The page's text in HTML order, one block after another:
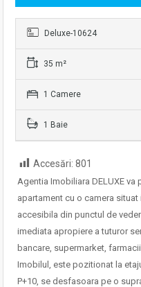
Deluxe-10624
35 m²
1 Camere
1 Baie
Accesări: 801
Agentia Imobiliara DELUXE
apartament cu o camera
accesibila din punctul de
imediata apropiere a tuturor
bancare, supermarket,
Imobilul, este pozitionat la
P+10, se desfasoara pe o